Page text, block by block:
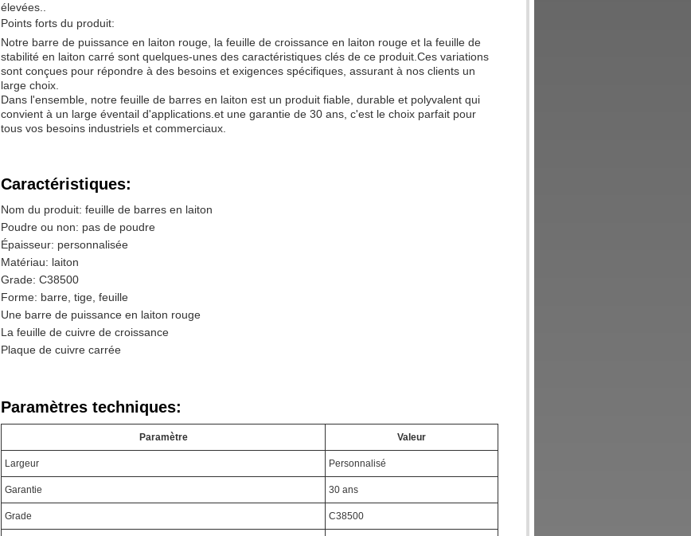
élevées..
Points forts du produit:
Notre barre de puissance en laiton rouge, la feuille de croissance en laiton rouge et la feuille de
stabilité en laiton carré sont quelques-unes des caractéristiques clés de ce produit.Ces variations
sont conçues pour répondre à des besoins et exigences spécifiques, assurant à nos clients un
large choix.
Dans l'ensemble, notre feuille de barres en laiton est un produit fiable, durable et polyvalent qui
convient à un large éventail d'applications.et une garantie de 30 ans, c'est le choix parfait pour
tous vos besoins industriels et commerciaux.
Caractéristiques:
Nom du produit: feuille de barres en laiton
Poudre ou non: pas de poudre
Épaisseur: personnalisée
Matériau: laiton
Grade: C38500
Forme: barre, tige, feuille
Une barre de puissance en laiton rouge
La feuille de cuivre de croissance
Plaque de cuivre carrée
Paramètres techniques:
Paramètre Valeur
Largeur Personnalisé
Garantie 30 ans
Grade C38500